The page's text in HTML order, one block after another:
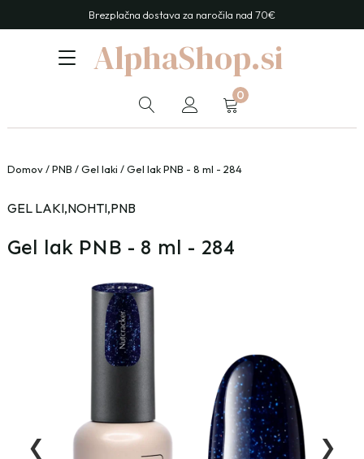
Brezplačna dostava za naročila nad 70€
AlphaShop.si
0
Domov/PNB /Gel laki / Gel lak PNB - 8 ml - 284
GEL LAKI,NOHTI,PNB
Gel lak PNB - 8 ml - 284
❮ ❯